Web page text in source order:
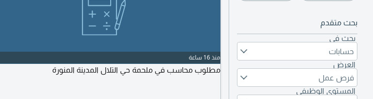
بحث متقدم
بحث في
حسابات
العرض
فرص عمل
المستوى الوظيفي
منذ 16 ساعة
مطلوب محاسب في ملحمة حي التلال المدينة المنورة